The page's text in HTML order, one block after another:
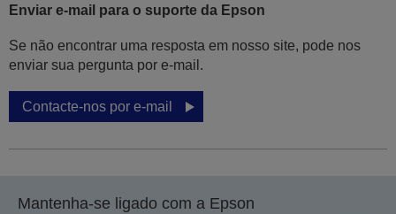
Enviar e-mail para o suporte da Epson
Se não encontrar uma resposta em nosso site, pode nos
enviar sua pergunta por e-mail.
Contacte-nos por e-mail
Mantenha-se ligado com a Epson